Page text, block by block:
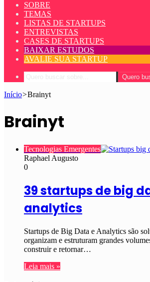
SOBRE
TEMAS
LISTAS DE STARTUPS
ENTREVISTAS
CASES DE STARTUPS
BAIXAR ESTUDOS
AVALIE SUA STARTUP
Quero
Início>Brainyt
Brainyt
Tecnologias Emergentes
Raphael Augusto
0
39 startups de big
analytics
Startups de Big Data e Analytics são
organizam e estruturam grandes
construir e retornar…
Leia mais »